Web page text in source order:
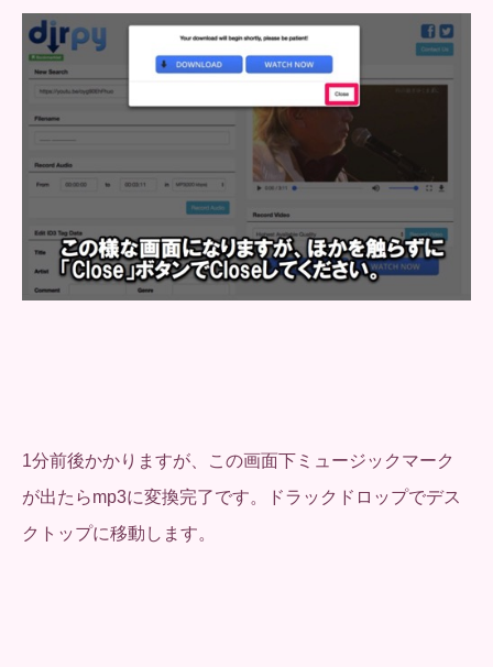
1分前後かかりますが、この画面下ミュージックマーク
が出たらmp3に変換完了です。ドラックドロップでデス
クトップに移動します。